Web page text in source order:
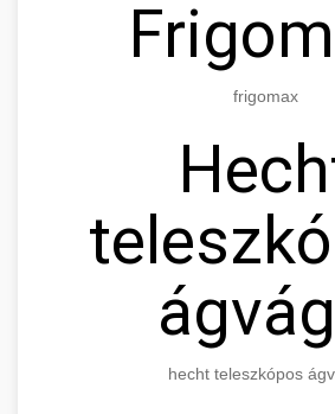
frigomax
hecht teleszkópos